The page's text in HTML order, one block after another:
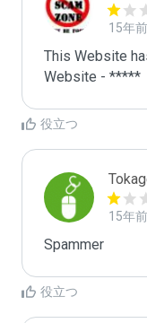
15年前
This Website
Website - *****
役立つ
15年前
Spammer
役立つ